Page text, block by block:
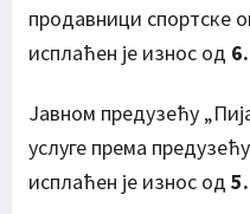
продавници спортске
исплаћен је износ од
Јавном предузећу
услуге према
исплаћен је износ од